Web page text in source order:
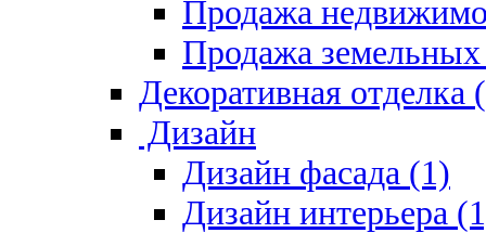
Продажа
Продажа земельных
Декоративная отделка
Дизайн
Дизайн фасада (1)
Дизайн интерьера